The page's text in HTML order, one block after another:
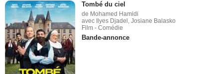
Tombé du ciel
de Mohamed Hamidi
avec Ilyes Djadel, Josiane Balasko
Film - Comédie
Bande-annonce